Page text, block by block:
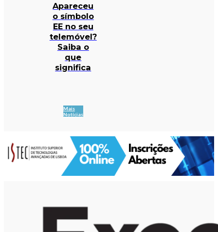
Apareceu
o símbolo
EE no seu
telemóvel?
Saiba o
que
significa
Mais
Notícias